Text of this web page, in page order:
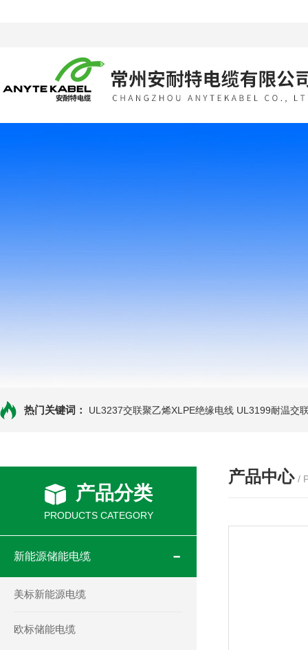
热门关键词： UL3237交联聚乙烯XLPE绝缘电线 UL3199耐温交
产品分类
PRODUCTS CATEGORY
新能源储能电缆
美标新能源电缆
欧标储能电缆
产品中心 /